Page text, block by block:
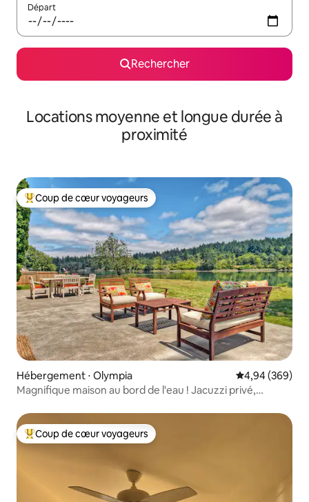
Départ
Rechercher
Locations moyenne et longue durée à
proximité
Coups de cœur voyageurs les plus appréciés
Coup de cœur voyageurs
Hébergement ⋅ Olympia Évaluation
4,94 (369)
Magnifique maison au bord de l'eau ! Jacuzzi privé,
Coups de cœur voyageurs les plus appréciés
Coup de cœur voyageurs